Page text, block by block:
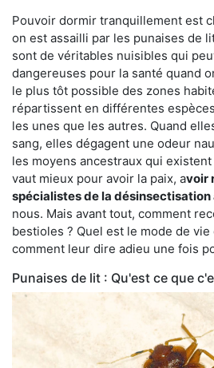
Pouvoir dormir tranquillement est
on est assailli par les punaises de
sont de véritables nuisibles qui
dangereuses pour la santé quand
le plus tôt possible des zones
répartissent en différentes
les unes que les autres. Quand
sang, elles dégagent une odeur
les moyens ancestraux qui
vaut mieux pour avoir la paix, avoir
spécialistes de la désinsectisation
nous. Mais avant tout, comment
bestioles ? Quel est le mode de
comment leur dire adieu une fois
Punaises de lit : Qu'est ce que